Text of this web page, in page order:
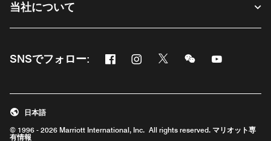
当社について
SNSでフォロー: Facebook
新しいウィンドウで開く
Instagram
新しいウィンドウで開く
Twitter
新しいウィンドウで開く
Messenger
新しいウィンドウ
新しいウィ
© 1996 - 2026 Marriott International, Inc. All rights reserved. マリオット専
有情報
日本語